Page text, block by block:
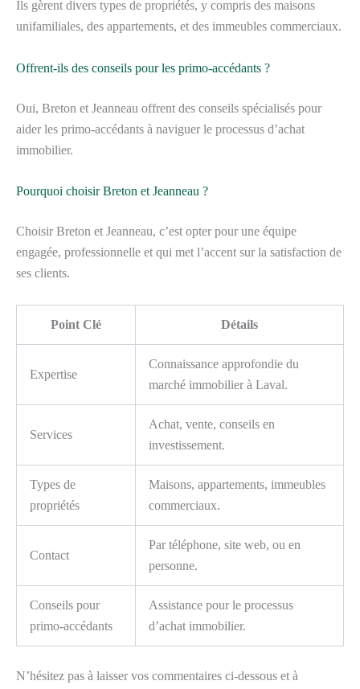
Ils gèrent divers types de propriétés, y compris des maisons
unifamiliales, des appartements, et des immeubles commerciaux.
Offrent-ils des conseils pour les primo-accédants ?
Oui, Breton et Jeanneau offrent des conseils spécialisés pour
aider les primo-accédants à naviguer le processus d’achat
immobilier.
Pourquoi choisir Breton et Jeanneau ?
Choisir Breton et Jeanneau, c’est opter pour une équipe
engagée, professionnelle et qui met l’accent sur la satisfaction de
ses clients.
Point Clé Détails
Expertise
Connaissance approfondie du
marché immobilier à Laval.
Services
Achat, vente, conseils en
investissement.
Types de
propriétés
Maisons, appartements, immeubles
commerciaux.
Contact
Par téléphone, site web, ou en
personne.
Conseils pour
primo-accédants
Assistance pour le processus
d’achat immobilier.
N’hésitez pas à laisser vos commentaires ci-dessous et à